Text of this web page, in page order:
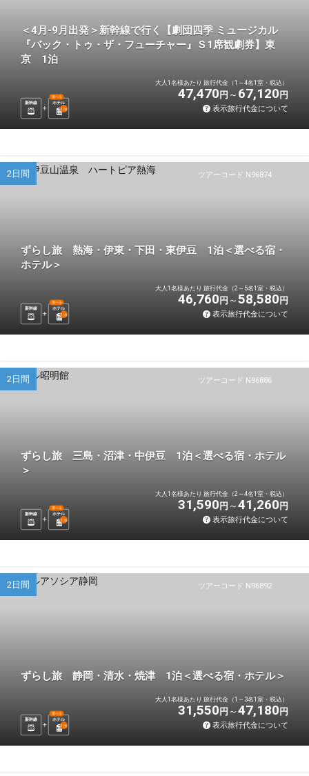
＜4月-9月出発＞新幹線で行く【劇団四季 ミュージカル
『バック・トゥ・ザ・フューチャー』Ｓ1席観劇券】東
京 1泊
新幹線 ホテル
選べる
1 泊
大人1名様あたり 旅行代金（1～4名1室・税込）
47,470 円 67,120 円
表示旅行代金について
ツアーコード N96874
2日間
ずらし旅 熱海・伊東・下田・東伊豆 1泊＜選べる宿・
ホテル＞
新幹線 ホテル
選べる
1 泊
大人1名様あたり 旅行代金（2～5名1室・税込）
46,760 円 58,580 円
表示旅行代金について
ツアーコード N96886
2日間
ずらし旅 三島・沼津・中伊豆 1泊＜選べる宿・ホテル
＞
新幹線 ホテル
選べる
1 泊
大人1名様あたり 旅行代金（2～4名1室・税込）
31,590 円 41,260 円
表示旅行代金について
ツアーコード N96892
2日間
ずらし旅 静岡・清水・焼津 1泊＜選べる宿・ホテル＞
新幹線 ホテル
選べる
1 泊
大人1名様あたり 旅行代金（1～3名1室・税込）
31,550 円 47,180 円
表示旅行代金について